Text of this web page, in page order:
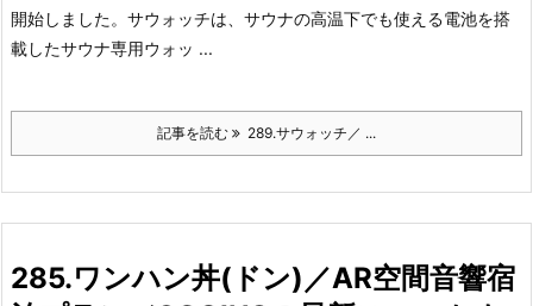
開始しました。 サウォッチは、サウナの高温下でも使える電池を搭
載したサウナ専用ウォッ ...
記事を読む 289.サウォッチ／ ...
285.ワンハン丼(ドン)／AR空間音響宿